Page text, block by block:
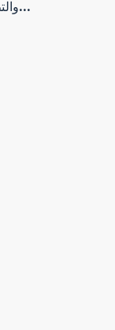
والتطوير العقاري، كان لهذا التوسع تأثير جيد على...